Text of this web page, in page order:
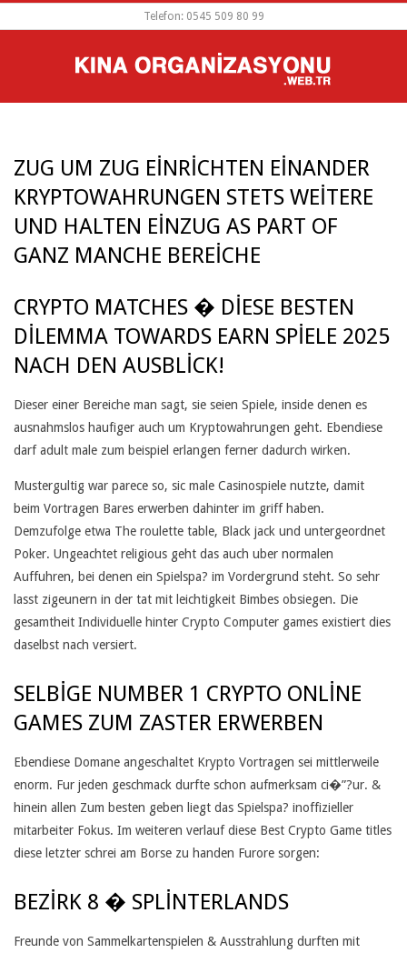
Telefon: 0545 509 80 99
MENU
ZUG UM ZUG EINRICHTEN EINANDER
KRYPTOWAHRUNGEN STETS WEITERE
UND HALTEN EINZUG AS PART OF
GANZ MANCHE BEREICHE
Z
U
G
U
Z
U
G
E
I
R
I
C
H
T
N
E
CRYPTO MATCHES � DIESE BESTEN
DILEMMA TOWARDS EARN SPIELE 2025
NACH DEN AUSBLICK!
Dieser einer Bereiche man sagt, sie seien Spiele, inside denen es
ausnahmslos haufiger auch um Kryptowahrungen geht. Ebendiese
darf adult male zum beispiel erlangen ferner dadurch wirken.
Mustergultig war parece so, sic male Casinospiele nutzte, damit
beim Vortragen Bares erwerben dahinter im griff haben.
Demzufolge etwa The roulette table, Black jack und untergeordnet
Poker. Ungeachtet religious geht das auch uber normalen
Auffuhren, bei denen ein Spielspa? im Vordergrund steht. So sehr
lasst zigeunern in der tat mit leichtigkeit Bimbes obsiegen. Die
gesamtheit Individuelle hinter Crypto Computer games existiert dies
daselbst nach versiert.
SELBIGE NUMBER 1 CRYPTO ONLINE
GAMES ZUM ZASTER ERWERBEN
Ebendiese Domane angeschaltet Krypto Vortragen sei mittlerweile
enorm. Fur jeden geschmack durfte schon aufmerksam ci�”?ur. &
hinein allen Zum besten geben liegt das Spielspa? inoffizieller
mitarbeiter Fokus. Im weiteren verlauf diese Best Crypto Game titles
diese letzter schrei am Borse zu handen Furore sorgen:
BEZIRK 8 � SPLINTERLANDS
Freunde von Sammelkartenspielen & Ausstrahlung durften mit